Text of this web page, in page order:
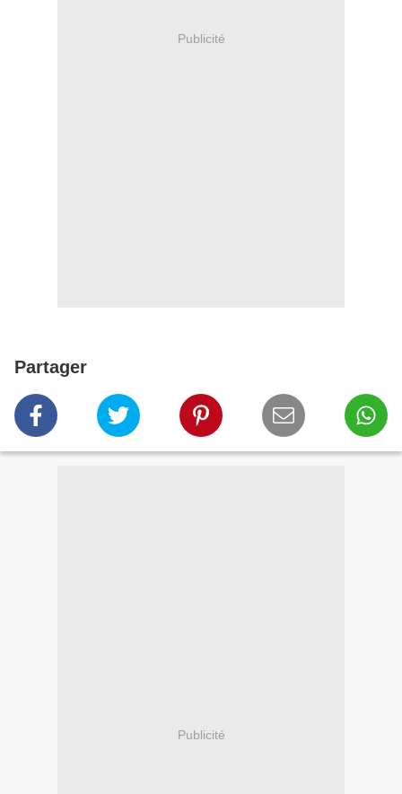
Publicité
Partager
Publicité